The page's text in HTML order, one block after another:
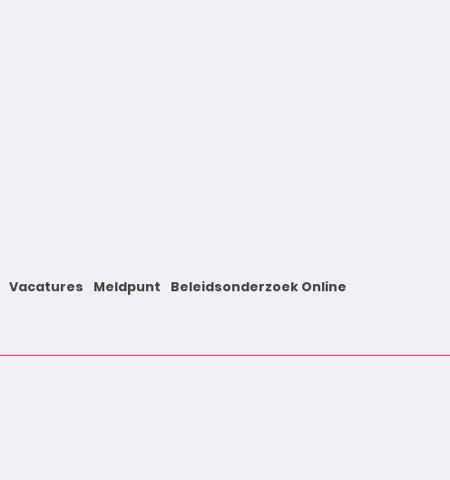
Vacatures Meldpunt Beleidsonderzoek Online